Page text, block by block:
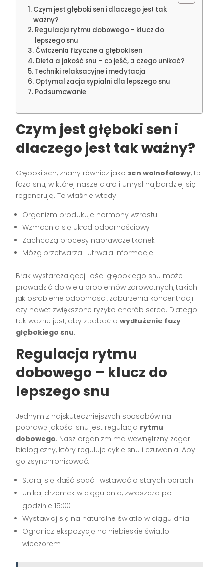
Czym jest głęboki sen i dlaczego jest tak
ważny?
Regulacja rytmu dobowego – klucz do
lepszego snu
Ćwiczenia fizyczne a głęboki sen
Dieta a jakość snu – co jeść, a czego unikać?
Techniki relaksacyjne i medytacja
Optymalizacja sypialni dla lepszego snu
Podsumowanie
Czym jest głęboki sen i
dlaczego jest tak ważny?
Głęboki sen, znany również jako sen wolnofalowy, to
faza snu, w której nasze ciało i umysł najbardziej się
regenerują. To właśnie wtedy:
Organizm produkuje hormony wzrostu
Wzmacnia się układ odpornościowy
Zachodzą procesy naprawcze tkanek
Mózg przetwarza i utrwala informacje
Brak wystarczającej ilości głębokiego snu może
prowadzić do wielu problemów zdrowotnych, takich
jak osłabienie odporności, zaburzenia koncentracji
czy nawet zwiększone ryzyko chorób serca. Dlatego
tak ważne jest, aby zadbać owydłużenie fazy
głębokiego snu.
Regulacja rytmu
dobowego – klucz do
lepszego snu
Jednym z najskuteczniejszych sposobów na
poprawę jakości snu jest regulacja rytmu
dobowego. Nasz organizm ma wewnętrzny zegar
biologiczny, który reguluje cykle snu i czuwania. Aby
go zsynchronizować:
Staraj się kłaść spać i wstawać o stałych porach
Unikaj drzemek w ciągu dnia, zwłaszcza po
godzinie 15:00
Wystawiaj się na naturalne światło w ciągu dnia
Ogranicz ekspozycję na niebieskie światło
wieczorem